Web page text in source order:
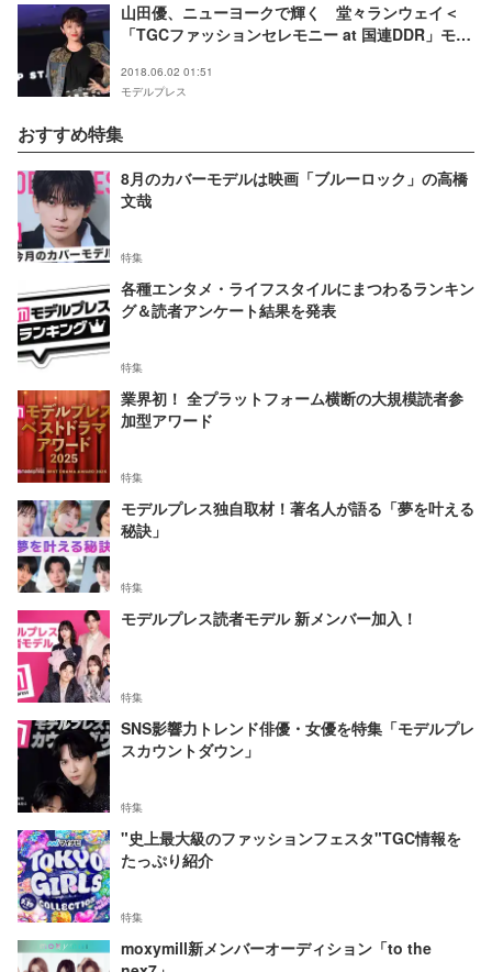
山田優、ニューヨークで輝く 堂々ランウェイ＜
「TGCファッションセレモニー at 国連DDR」モデ
2018.06.02 01:51
モデルプレス
おすすめ特集
8月のカバーモデルは映画「ブルーロック」の高橋
文哉
特集
各種エンタメ・ライフスタイルにまつわるランキン
グ＆読者アンケート結果を発表
特集
業界初！ 全プラットフォーム横断の大規模読者参
加型アワード
特集
モデルプレス独自取材！著名人が語る「夢を叶える
秘訣」
特集
モデルプレス読者モデル 新メンバー加入！
特集
SNS影響力トレンド俳優・女優を特集「モデルプレ
スカウントダウン」
特集
"史上最大級のファッションフェスタ"TGC情報を
たっぷり紹介
特集
moxymill新メンバーオーディション「to the